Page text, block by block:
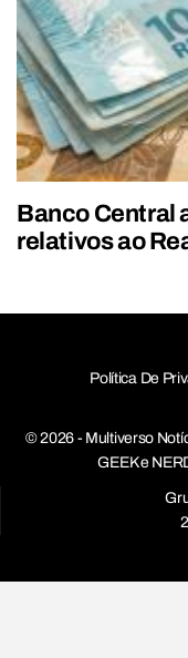
Banco Central
relativos ao
Política De
© 2026 - Multiverso
GEEK e